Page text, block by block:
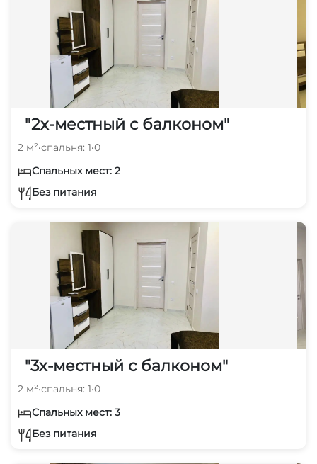
"2х-местный с балконом"
2 м²•спальня: 1•0
Спальных мест: 2
Без питания
"3х-местный с балконом"
2 м²•спальня: 1•0
Спальных мест: 3
Без питания